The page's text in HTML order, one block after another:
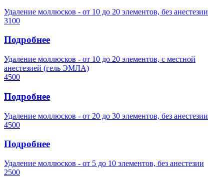
Удаление моллюсков - от 10 до 20 элементов, без анестезии
3100
Подробнее
Удаление моллюсков - от 10 до 20 элементов, с местной
анестезией (гель ЭМЛА)
4500
Подробнее
Удаление моллюсков - от 20 до 30 элементов, без анестезии
4500
Подробнее
Удаление моллюсков - от 5 до 10 элементов, без анестезии
2500